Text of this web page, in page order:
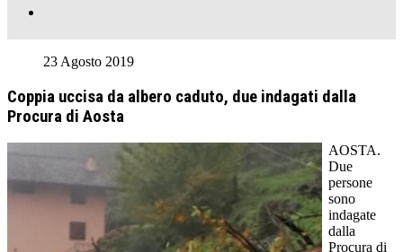
23 Agosto 2019
Coppia uccisa da albero caduto, due indagati dalla
Procura di Aosta
AOSTA.
Due
persone
sono
indagate
dalla
Procura di